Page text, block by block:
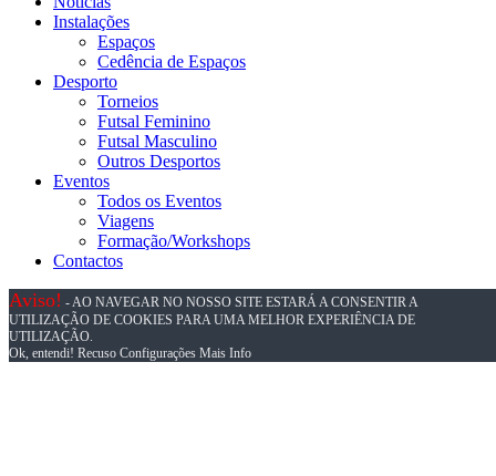
Instalações
Espaços
Cedência de Espaços
Desporto
Torneios
Futsal Feminino
Futsal Masculino
Outros Desportos
Eventos
Todos os Eventos
Viagens
Formação/Workshops
Contactos
Aviso! - AO NAVEGAR NO NOSSO SITE ESTARÁ A CONSENTIR A
UTILIZAÇÃO DE COOKIES PARA UMA MELHOR EXPERIÊNCIA DE
UTILIZAÇÃO.
Ok, entendi! Recuso Configurações Mais Info